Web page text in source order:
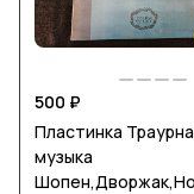
500 ₽
Пластинка
музыка